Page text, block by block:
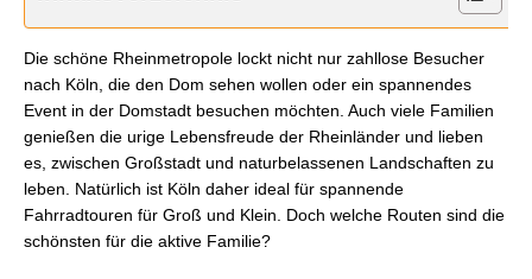
Die schöne Rheinmetropole lockt nicht nur zahllose Besucher
nach Köln, die den Dom sehen wollen oder ein spannendes
Event in der Domstadt besuchen möchten. Auch viele Familien
genießen die urige Lebensfreude der Rheinländer und lieben
es, zwischen Großstadt und naturbelassenen Landschaften zu
leben. Natürlich ist Köln daher ideal für spannende
Fahrradtouren für Groß und Klein. Doch welche Routen sind die
schönsten für die aktive Familie?